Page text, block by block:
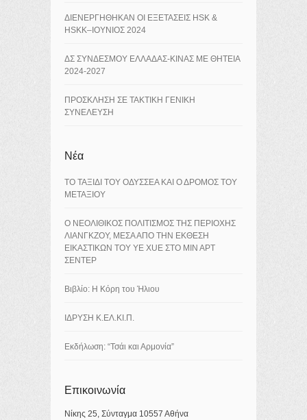
ΔΙΕΝΕΡΓΗΘΗΚΑΝ ΟΙ ΕΞΕΤΑΣΕΙΣ HSK &
HSKK–ΙΟΥΝΙΟΣ 2024
ΔΣ ΣΥΝΔΕΣΜΟΥ ΕΛΛΑΔΑΣ-ΚΙΝΑΣ ΜΕ ΘΗΤΕΙΑ
2024-2027
ΠΡΟΣΚΛΗΣΗ ΣΕ ΤΑΚΤΙΚΗ ΓΕΝΙΚΗ
ΣΥΝΕΛΕΥΣΗ
Νέα
ΤΟ ΤΑΞΙΔΙ ΤΟΥ ΟΔΥΣΣΕΑ ΚΑΙ Ο ΔΡΟΜΟΣ ΤΟΥ
ΜΕΤΑΞΙΟΥ
Ο ΝΕΟΛΙΘΙΚΟΣ ΠΟΛΙΤΙΣΜΟΣ ΤΗΣ ΠΕΡΙΟΧΗΣ
ΛΙΑΝΓΚΖΟΥ, ΜΕΣΑ ΑΠΟ ΤΗΝ ΕΚΘΕΣΗ
ΕΙΚΑΣΤΙΚΩΝ ΤΟΥ YE XUE ΣΤΟ ΜΙΝ ΑΡΤ
ΣΕΝΤΕΡ
Βιβλίο: Η Κόρη του Ήλιου
ΙΔΡΥΣΗ Κ.ΕΛ.ΚΙ.Π.
Εκδήλωση: “Τσάι και Αρμονία”
Επικοινωνία
Νίκης 25, Σύνταγμα 10557 Αθήνα